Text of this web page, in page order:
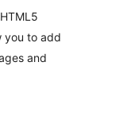
you to add
and